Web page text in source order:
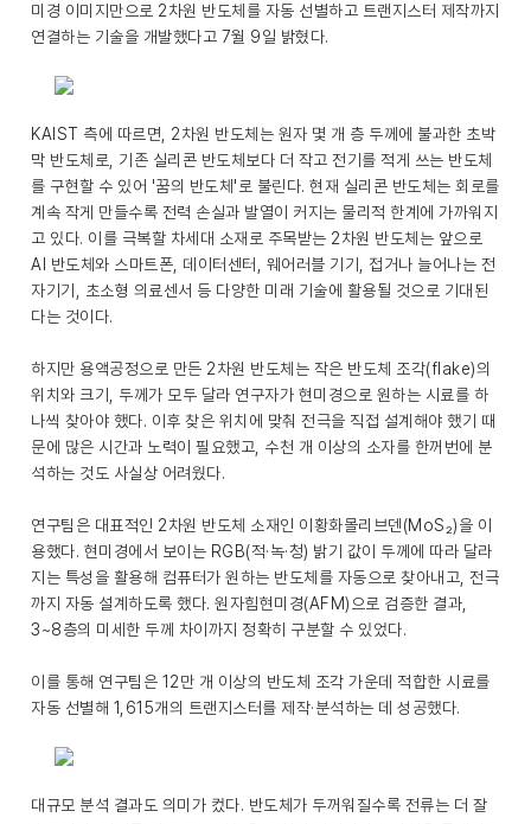
미경 이미지만으로 2차원 반도체를 자동 선별하고 트랜지스터 제작까지
연결하는 기술을 개발했다고 7월 9일 밝혔다.
KAIST 측에 따르면, 2차원 반도체는 원자 몇 개 층 두께에 불과한 초박
막 반도체로, 기존 실리콘 반도체보다 더 작고 전기를 적게 쓰는 반도체
를 구현할 수 있어 '꿈의 반도체'로 불린다. 현재 실리콘 반도체는 회로를
계속 작게 만들수록 전력 손실과 발열이 커지는 물리적 한계에 가까워지
고 있다. 이를 극복할 차세대 소재로 주목받는 2차원 반도체는 앞으로
AI 반도체와 스마트폰, 데이터센터, 웨어러블 기기, 접거나 늘어나는 전
자기기, 초소형 의료센서 등 다양한 미래 기술에 활용될 것으로 기대된
다는 것이다.
하지만 용액공정으로 만든 2차원 반도체는 작은 반도체 조각(flake)의
위치와 크기, 두께가 모두 달라 연구자가 현미경으로 원하는 시료를 하
나씩 찾아야 했다. 이후 찾은 위치에 맞춰 전극을 직접 설계해야 했기 때
문에 많은 시간과 노력이 필요했고, 수천 개 이상의 소자를 한꺼번에 분
석하는 것도 사실상 어려웠다.
연구팀은 대표적인 2차원 반도체 소재인 이황화몰리브덴(MoS₂)을 이
용했다. 현미경에서 보이는 RGB(적·녹·청) 밝기 값이 두께에 따라 달라
지는 특성을 활용해 컴퓨터가 원하는 반도체를 자동으로 찾아내고, 전극
까지 자동 설계하도록 했다. 원자힘현미경(AFM)으로 검증한 결과,
3~8층의 미세한 두께 차이까지 정확히 구분할 수 있었다.
이를 통해 연구팀은 12만 개 이상의 반도체 조각 가운데 적합한 시료를
자동 선별해 1,615개의 트랜지스터를 제작·분석하는 데 성공했다.
대규모 분석 결과도 의미가 컸다. 반도체가 두꺼워질수록 전류는 더 잘